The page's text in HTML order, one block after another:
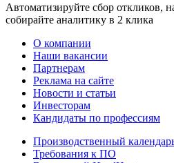
Автоматизируйте сбор откликов,
собирайте аналитику в 2 клика
О компании
Наши вакансии
Партнерам
Реклама на сайте
Новости и статьи
Инвесторам
Кандидаты по профессиям
Производственный
Требования к ПО